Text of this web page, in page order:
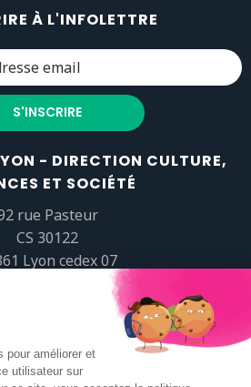
À L'INFOLETTRE
- DIRECTION CULTURE,
ET SOCIÉTÉ
rue Pasteur
CS 30122
Lyon cedex 07
lyon.fr
(0)4 37 37 82 01